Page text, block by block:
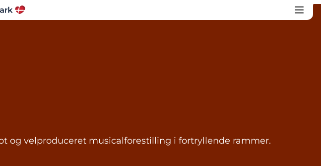
og velproduceret musicalforestilling i fortryllende rammer.